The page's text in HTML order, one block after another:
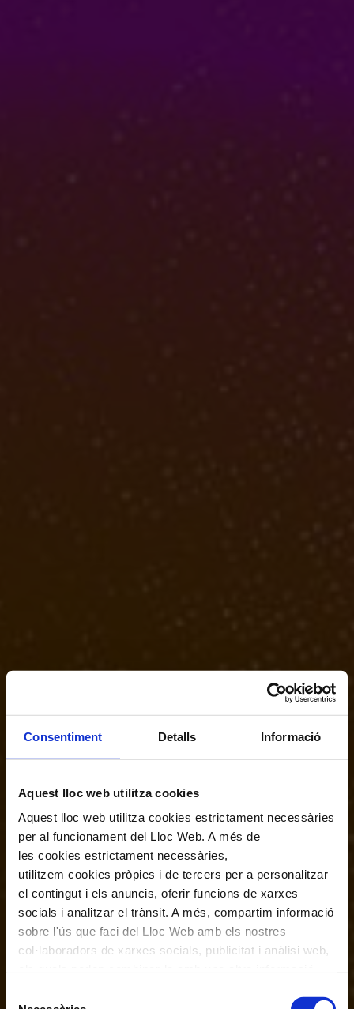
Consentiment Detalls Informació
Aquest lloc web utilitza cookies
Aquest lloc web utilitza cookies estrictament necessàries
per al funcionament del Lloc Web. A més de
les cookies estrictament necessàries,
utilitzem cookies pròpies i de tercers per a personalitzar
el contingut i els anuncis, oferir funcions de xarxes
socials i analitzar el trànsit. A més, compartim informació
sobre l'ús que faci del Lloc Web amb els nostres
col·laboradors de xarxes socials, publicitat i anàlisi web,